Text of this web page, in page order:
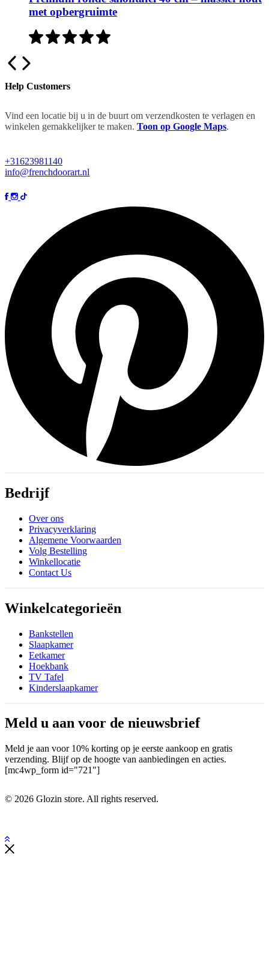
met opbergruimte
Help Customers
Vind een locatie bij u in de buurt om verzendkosten te verlagen en
winkelen gemakkelijker te maken. Toon op Google Maps.
+31623981140
info@frenchdoorart.nl
Bedrijf
Over ons
Privacyverklaring
Algemene Voorwaarden
Volg Bestelling
Winkellocatie
Contact Us
Winkelcategorieën
Bankstellen
Slaapkamer
Eetkamer
Hoekbank
TV Tafel
Kinderslaapkamer
Meld u aan voor de nieuwsbrief
Meld je aan voor 10% korting op je eerste aankoop en gratis
verzending. Blijf op de hoogte van aanbiedingen en acties.
[mc4wp_form id="721"]
© 2026 Glozin store. All rights reserved.